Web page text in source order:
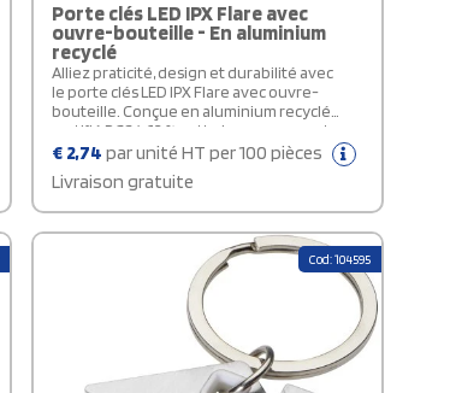
Porte clés LED IPX Flare avec
ouvre-bouteille - En aluminium
recyclé
Alliez praticité, design et durabilité avec
le porte clés LED IPX Flare avec ouvre-
bouteille. Conçue en aluminium recyclé
certifié RCS à 63 %, cette lampe compacte
est à la fois légère et résistante. Elle
puissante, un ouvre-bouteille intégré et un
porte-clés en fer fendu, pour vous
accompagner partout. Son bouton
marche/arrêt permet une utilisation simple
et rapide. Disponible en plusieurs couleurs
vives à finition métallique, elle met en
valeur tout logo personnalisé. Livrée avec 3
piles LR44, elle est prête à l’emploi dès
réception. Un accessoire malin et
écologique, idéal comme goodie
promotionnel.
€ 2,74 par unité HT per 100 pièces
Livraison gratuite
Cod: 104595